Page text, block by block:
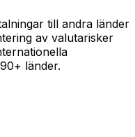
till andra länder
av valutarisker
länder.